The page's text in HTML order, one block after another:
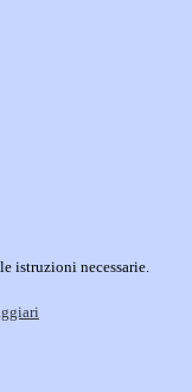
istruzioni necessarie.